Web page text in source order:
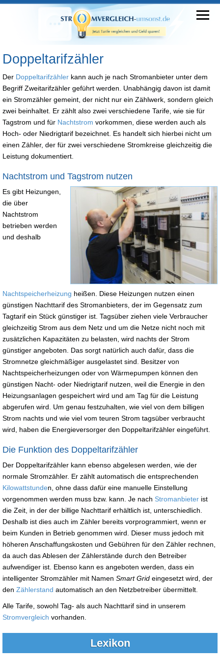
Doppeltarifzähler
Der Doppeltarifzähler kann auch je nach Stromanbieter unter dem
Begriff Zweitarifzähler geführt werden. Unabhängig davon ist damit
ein Stromzähler gemeint, der nicht nur ein Zählwerk, sondern gleich
zwei beinhaltet. Er zählt also zwei verschiedene Tarife, wie sie für
Tagstrom und für Nachtstrom vorkommen, diese werden auch als
Hoch- oder Niedrigtarif bezeichnet. Es handelt sich hierbei nicht um
einen Zähler, der für zwei verschiedene Stromkreise gleichzeitig die
Leistung dokumentiert.
Nachtstrom und Tagstrom nutzen
Es gibt Heizungen,
die über
Nachtstrom
betrieben werden
und deshalb
Nachtspeicherheizung heißen. Diese Heizungen nutzen einen
günstigen Nachttarif des Stromanbieters, der im Gegensatz zum
Tagtarif ein Stück günstiger ist. Tagsüber ziehen viele Verbraucher
gleichzeitig Strom aus dem Netz und um die Netze nicht noch mit
zusätzlichen Kapazitäten zu belasten, wird nachts der Strom
günstiger angeboten. Das sorgt natürlich auch dafür, dass die
Stromnetze gleichmäßiger ausgelastet sind. Besitzer von
Nachtspeicherheizungen oder von Wärmepumpen können den
günstigen Nacht- oder Niedrigtarif nutzen, weil die Energie in den
Heizungsanlagen gespeichert wird und am Tag für die Leistung
abgerufen wird. Um genau festzuhalten, wie viel von dem billigen
Strom nachts und wie viel vom teuren Strom tagsüber verbraucht
wird, haben die Energieversorger den Doppeltarifzähler eingeführt.
Die Funktion des Doppeltarifzähler
Der Doppeltarifzähler kann ebenso abgelesen werden, wie der
normale Stromzähler. Er zählt automatisch die entsprechenden
Kilowattstunden, ohne dass dafür eine manuelle Einstellung
vorgenommen werden muss bzw. kann. Je nach Stromanbieter ist
die Zeit, in der der billige Nachttarif erhältlich ist, unterschiedlich.
Deshalb ist dies auch im Zähler bereits vorprogrammiert, wenn er
beim Kunden in Betrieb genommen wird. Dieser muss jedoch mit
höheren Anschaffungskosten und Gebühren für den Zähler rechnen,
da auch das Ablesen der Zählerstände durch den Betreiber
aufwendiger ist. Ebenso kann es angeboten werden, dass ein
intelligenter Stromzähler mit Namen Smart Grid eingesetzt wird, der
den Zählerstand automatisch an den Netzbetreiber übermittelt.
Alle Tarife, sowohl Tag- als auch Nachttarif sind in unserem
Stromvergleich vorhanden.
Lexikon